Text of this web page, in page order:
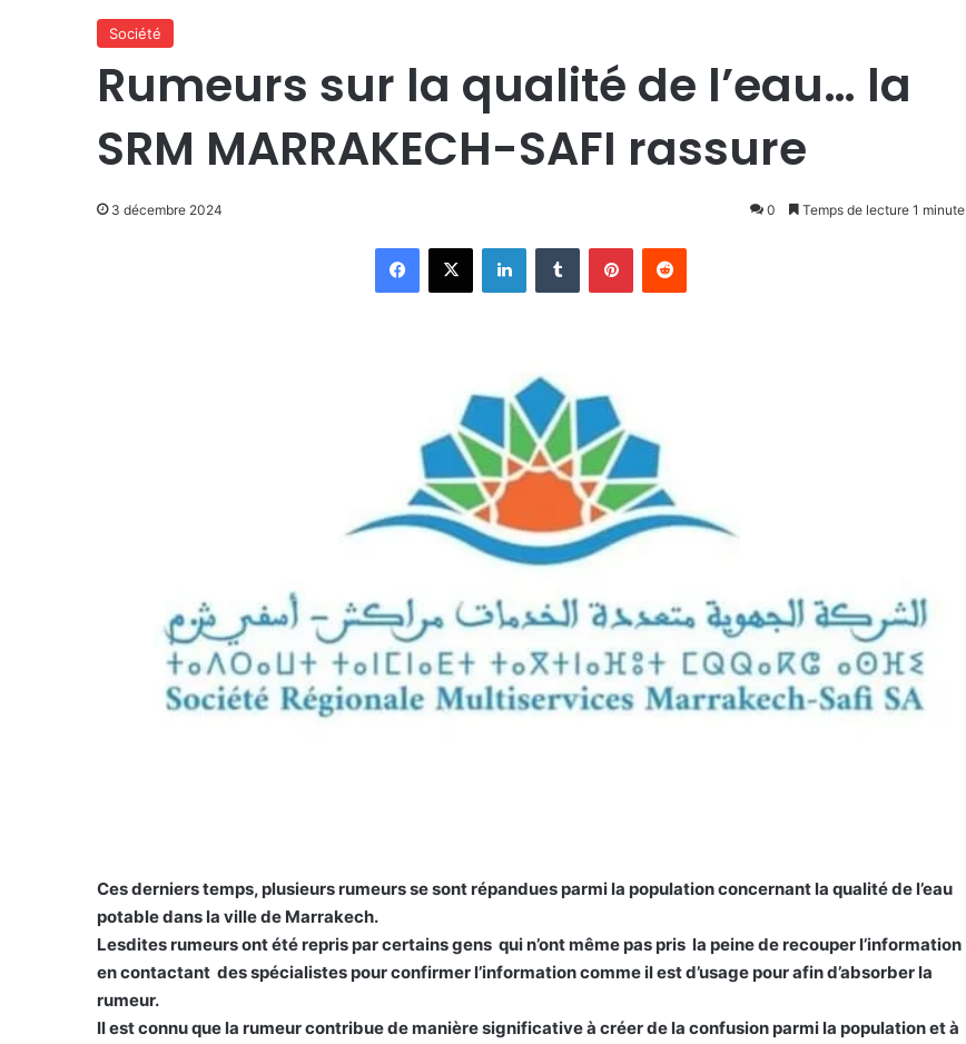
Société
Rumeurs sur la qualité de l’eau… la
SRM MARRAKECH-SAFI rassure
3 décembre 2024 0 Temps de lecture 1 minute
Ces derniers temps, plusieurs rumeurs se sont répandues parmi la population concernant la qualité de l’eau
potable dans la ville de Marrakech.
Lesdites rumeurs ont été repris par certains gens qui n’ont même pas pris la peine de recouper l’information
en contactant des spécialistes pour confirmer l’information comme il est d’usage pour afin d’absorber la
rumeur.
Il est connu que la rumeur contribue de manière significative à créer de la confusion parmi la population et à